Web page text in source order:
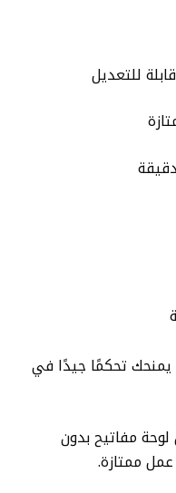
للتعديل
يمنحك تحكمًا جيدًا في
مفاتيح بدون
ممتازة.